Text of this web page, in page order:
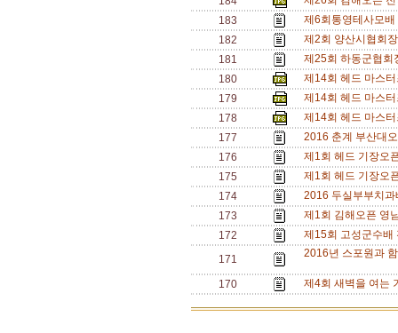
183
제6회통영테사모
182
제2회 양산시협회
181
제25회 하동군협
180
제14회 헤드 마스
179
제14회 헤드 마스
178
제14회 헤드 마스
177
2016 춘계 부산대
176
제1회 헤드 기장오
175
제1회 헤드 기장오
174
2016 두실부부치
173
제1회 김해오픈 영
172
제15회 고성군수
171
2016년 스포원과
170 제4회 새벽을 여는